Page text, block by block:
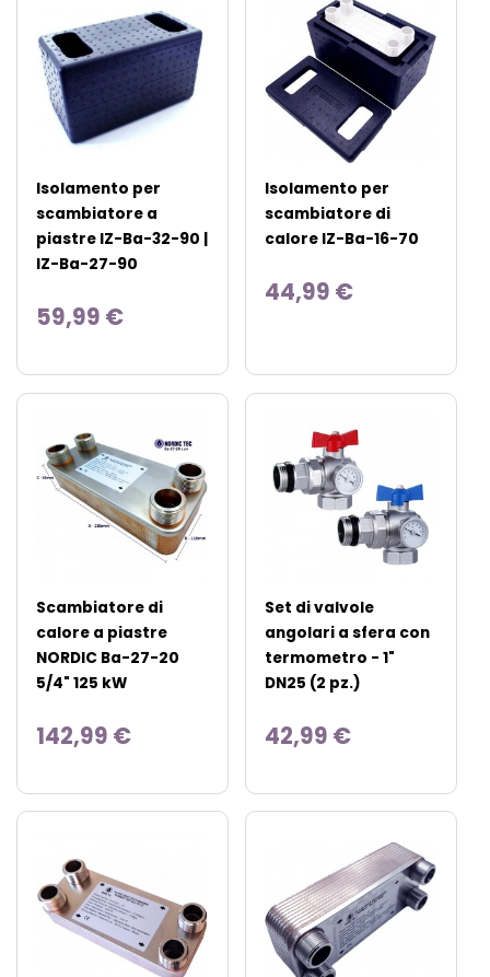
Isolamento per
scambiatore a
piastre IZ-Ba-32-90 |
IZ-Ba-27-90
59,99 €
Isolamento per
scambiatore di
calore IZ-Ba-16-70
44,99 €
Scambiatore di
calore a piastre
NORDIC Ba-27-20
5/4" 125 kW
142,99 €
Set di valvole
angolari a sfera con
termometro - 1"
DN25 (2 pz.)
42,99 €